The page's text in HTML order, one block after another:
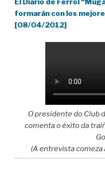
El Diario de Ferrol
formarán con los
[08/04/2012]
O presidente do Club
comenta o éxito da
(A entrevista